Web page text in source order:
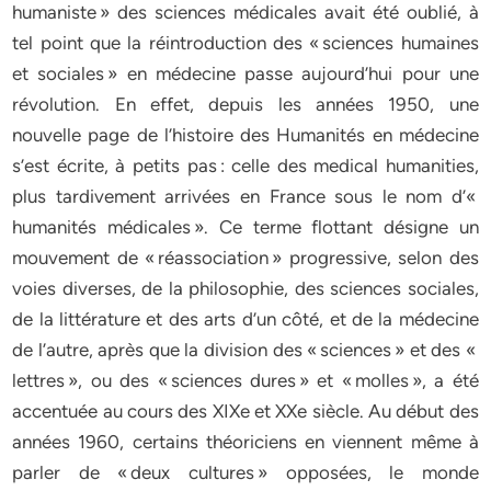
humaniste » des sciences médicales avait été oublié, à
tel point que la réintroduction des « sciences humaines
et sociales » en médecine passe aujourd’hui pour une
révolution. En effet, depuis les années 1950, une
nouvelle page de l’histoire des Humanités en médecine
s’est écrite, à petits pas : celle des medical humanities,
plus tardivement arrivées en France sous le nom d’«
humanités médicales ». Ce terme flottant désigne un
mouvement de « réassociation » progressive, selon des
voies diverses, de la philosophie, des sciences sociales,
de la littérature et des arts d’un côté, et de la médecine
de l’autre, après que la division des « sciences » et des «
lettres », ou des « sciences dures » et « molles », a été
accentuée au cours des XIXe et XXe siècle. Au début des
années 1960, certains théoriciens en viennent même à
parler de « deux cultures » opposées, le monde